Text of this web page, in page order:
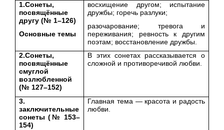
1.Сонеты,
посвящённые
другу (№ 1–126)
Основные темы
восхищение другом; испытание
дружбы; горечь разлуки;
разочарование; тревога и
переживания; ревность к другим
поэтам; восстановление дружбы.
2.Сонеты,
посвящённые
смуглой
возлюбленной
(№ 127–152)
В этих сонетах рассказывается о
сложной и противоречивой любви.
3.
заключительные
сонеты (№ 153–
154)
Главная тема — красота и радость
любви.